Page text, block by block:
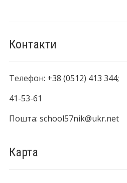
Контакти
Телефон: +38 (0512) 413 344;
41-53-61
Пошта: school57nik@ukr.net
Карта